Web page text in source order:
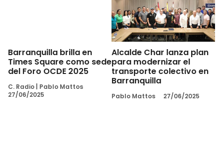
Barranquilla brilla en
Times Square como sede
del Foro OCDE 2025
C. Radio
Pablo Mattos
27/06/2025
Alcalde Char lanza plan
para modernizar el
transporte colectivo en
Barranquilla
Pablo Mattos 27/06/2025